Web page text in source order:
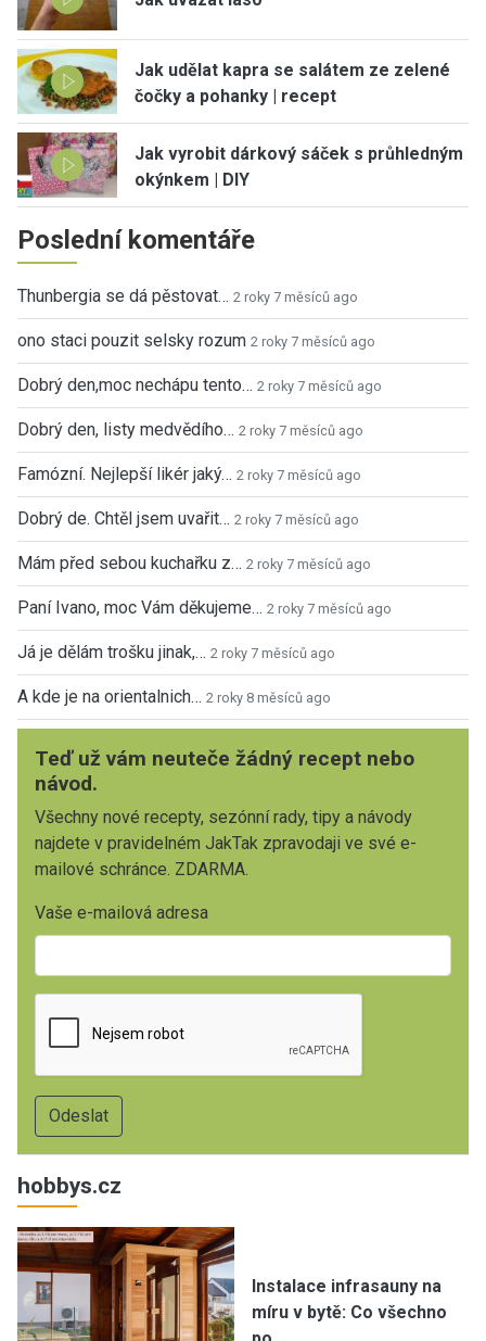
Jak udělat kapra se salátem ze zelené
čočky a pohanky | recept
Jak vyrobit dárkový sáček s průhledným
okýnkem | DIY
Poslední komentáře
Thunbergia se dá pěstovat… 2 roky 7 měsíců ago
ono staci pouzit selsky rozum 2 roky 7 měsíců ago
Dobrý den,moc nechápu tento… 2 roky 7 měsíců ago
Dobrý den, listy medvědího… 2 roky 7 měsíců ago
Famózní. Nejlepší likér jaký… 2 roky 7 měsíců ago
Dobrý de. Chtěl jsem uvařit… 2 roky 7 měsíců ago
Mám před sebou kuchařku z… 2 roky 7 měsíců ago
Paní Ivano, moc Vám děkujeme… 2 roky 7 měsíců ago
Já je dělám trošku jinak,… 2 roky 7 měsíců ago
A kde je na orientalnich… 2 roky 8 měsíců ago
Teď už vám neuteče žádný recept nebo
návod.
Všechny nové recepty, sezónní rady, tipy a návody
najdete v pravidelném JakTak zpravodaji ve své e-
mailové schránce. ZDARMA.
Vaše e-mailová adresa
hobbys.cz
Instalace infrasauny na
míru v bytě: Co všechno